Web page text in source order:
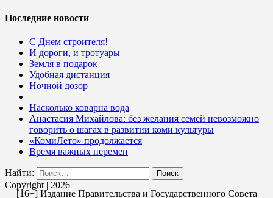
Последние новости
С Днем строителя!
И дороги, и тротуары
Земля в подарок
Удобная дистанция
Ночной дозор
Насколько коварна вода
Анастасия Михайлова: без желания семей невозможно
говорить о шагах в развитии коми культуры
«КомиЛето» продолжается
Время важных перемен
Найти:
Copyright | 2026
[16+] Издание Правительства и Государственного Совета